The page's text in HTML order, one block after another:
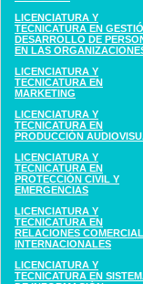
LICENCIATURA Y
TECNICATURA EN
DESARROLLO DE
EN LAS
LICENCIATURA Y
TECNICATURA EN
MARKETING
LICENCIATURA Y
TECNICATURA EN
PRODUCCIÓN
LICENCIATURA Y
TECNICATURA EN
PROTECCIÓN CIVIL Y
EMERGENCIAS
LICENCIATURA Y
TECNICATURA EN
RELACIONES
INTERNACIONALES
LICENCIATURA Y
TECNICATURA EN